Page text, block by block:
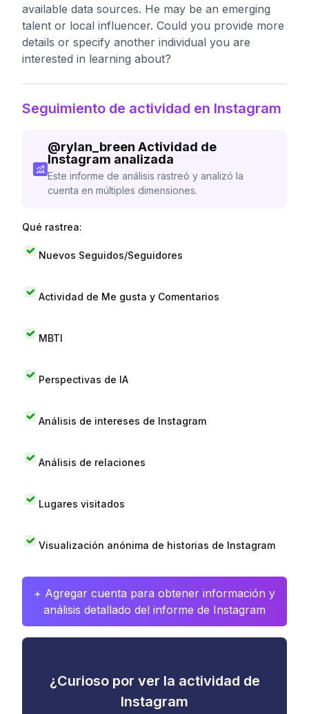
available data sources. He may be an emerging
talent or local influencer. Could you provide more
details or specify another individual you are
interested in learning about?
Seguimiento de actividad en Instagram
@rylan_breen Actividad de
Instagram analizada
Este informe de análisis rastreó y analizó la
cuenta en múltiples dimensiones.
Qué rastrea:
Nuevos Seguidos/Seguidores
Actividad de Me gusta y Comentarios
MBTI
Perspectivas de IA
Análisis de intereses de Instagram
Análisis de relaciones
Lugares visitados
Visualización anónima de historias de Instagram
+ Agregar cuenta para obtener información y
análisis detallado del informe de Instagram
¿Curioso por ver la actividad de
Instagram